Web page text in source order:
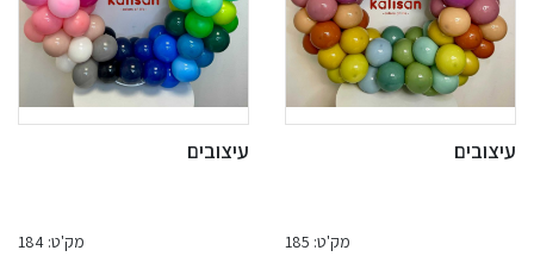
עיצובים
מק'ט: 185
עיצובים
מק'ט: 184